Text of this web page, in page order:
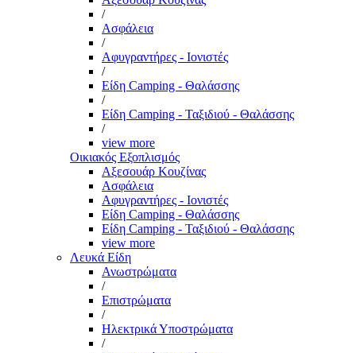
/
Ασφάλεια
/
Αφυγραντήρες - Ιονιστές
/
Είδη Camping - Θαλάσσης
/
Είδη Camping - Ταξιδιού - Θαλάσσης
/
view more
Οικιακός Εξοπλισμός
Αξεσουάρ Κουζίνας
Ασφάλεια
Αφυγραντήρες - Ιονιστές
Είδη Camping - Θαλάσσης
Είδη Camping - Ταξιδιού - Θαλάσσης
view more
Λευκά Είδη
Ανωστρώματα
/
Επιστρώματα
/
Ηλεκτρικά Υποστρώματα
/